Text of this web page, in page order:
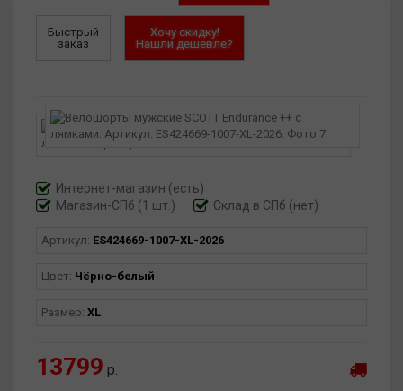
Быстрый
заказ
Хочу скидку!
Нашли дешевле?
Интернет-магазин (есть)
Магазин-СПб (1 шт.)
Склад в СПб (нет)
Артикул: ES424669-1007-XL-2026
Цвет: Чёрно-белый
Размер: XL
13799 р.